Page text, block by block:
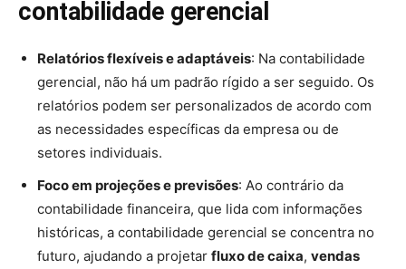
contabilidade gerencial
Relatórios flexíveis e adaptáveis: Na contabilidade
gerencial, não há um padrão rígido a ser seguido. Os
relatórios podem ser personalizados de acordo com
as necessidades específicas da empresa ou de
setores individuais.
Foco em projeções e previsões: Ao contrário da
contabilidade financeira, que lida com informações
históricas, a contabilidade gerencial se concentra no
futuro, ajudando a projetar fluxo de caixa, vendas